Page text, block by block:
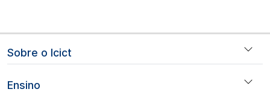
Sobre o Icict
Ensino